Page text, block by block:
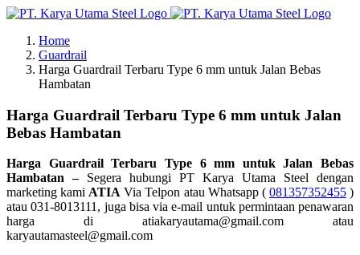
Skip
contentHome
Guardrail
Harga Guardrail Terbaru Type 6 mm untuk Jalan Bebas
Hambatan
Harga Guardrail Terbaru Type 6 mm untuk Jalan
Bebas Hambatan
Harga Guardrail Terbaru Type 6 mm untuk Jalan Bebas
Hambatan – Segera hubungi PT Karya Utama Steel dengan
marketing kamiATIA Via Telpon atau Whatsapp ( 081357352455)
atau 031-8013111, juga bisa via e-mail untuk permintaan penawaran
harga di atiakaryautama@gmail.com atau
karyautamasteel@gmail.com